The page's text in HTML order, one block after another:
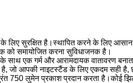
लिए सुरक्षित है।स्थापित करने के लिए
समायोजित करना सुविधाजनक है।
साथ एक गर्म और आरामदायक वातावरण
जो आपकी नाइटस्टैंड के लिए एकदम सही
लुमेन प्रकाश प्रदान करता है।कोई